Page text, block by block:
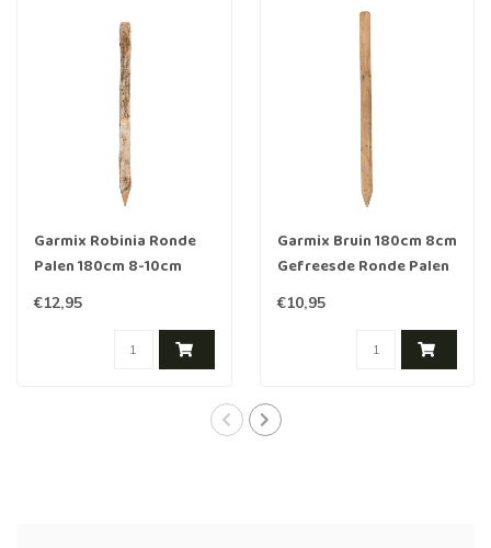
Garmix Robinia Ronde
Palen 180cm 8-10cm
€12,95
Garmix Bruin 180cm 8cm
Gefreesde Ronde Palen
Hout Geimpregneerd
€10,95